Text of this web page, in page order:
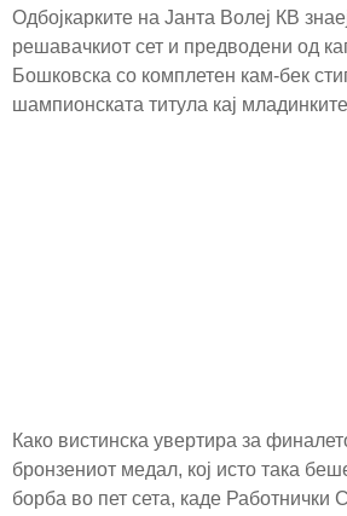
Одбојкарките на Јанта Волеј КВ
решавачкиот сет и предводени од
Бошковска со комплетен кам-бек
шампионската титула кај
Како вистинска увертира за
бронзениот медал, кој исто така
борба во пет сета, каде Работнички